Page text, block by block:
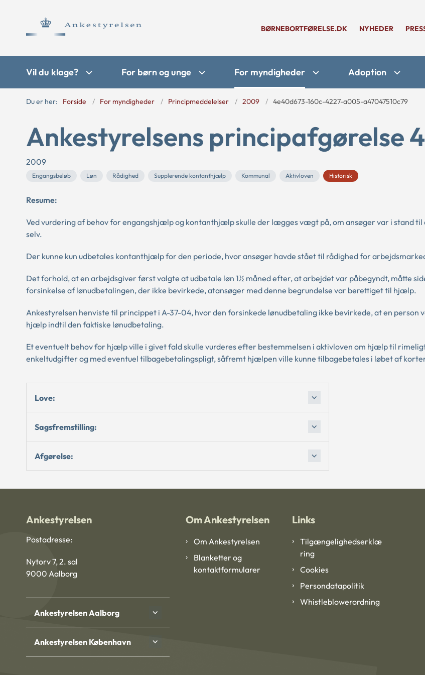
BØRNEBORTFØRELSE.DK NYHEDER
Vil du klage? For børn og unge For myndigheder Adoption
Du er her: Forside For myndigheder Principmeddelelser 2009 4e40d673-160c-4227-a005-a47047510c79
Ankestyrelsens principafgørelse
2009
Engangsbeløb Løn Rådighed Supplerende kontanthjælp Kommunal Aktivloven Historisk
Resume:
Ved vurdering af behov for engangshjælp og kontanthjælp skulle der lægges vægt på, om ansøger var i stand til
selv.
Der kunne kun udbetales kontanthjælp for den periode, hvor ansøger havde stået til rådighed for
Det forhold, at en arbejdsgiver først valgte at udbetale løn 1½ måned efter, at arbejdet var påbegyndt, måtte
forsinkelse af lønudbetalingen, der ikke bevirkede, atansøger med denne begrundelse var berettiget til hjælp.
Ankestyrelsen henviste til princippet i A-37-04, hvor den forsinkede lønudbetaling ikke bevirkede, at en person
hjælp indtil den faktiske lønudbetaling.
Et eventuelt behov for hjælp ville i givet fald skulle vurderes efter bestemmelsen i aktivloven om hjælp til
enkeltudgifter og med eventuel tilbagebetalingspligt, såfremt hjælpen ville kunne tilbagebetales i løbet af
Love:
Sagsfremstilling:
Afgørelse:
Ankestyrelsen
Postadresse:
Nytorv 7, 2. sal
9000 Aalborg
Ankestyrelsen Aalborg
Ankestyrelsen København
Om Ankestyrelsen
Om Ankestyrelsen
Blanketter og
kontaktformularer
Links
Tilgængelighedserklæ
ring
Cookies
Persondatapolitik
Whistleblowerordning